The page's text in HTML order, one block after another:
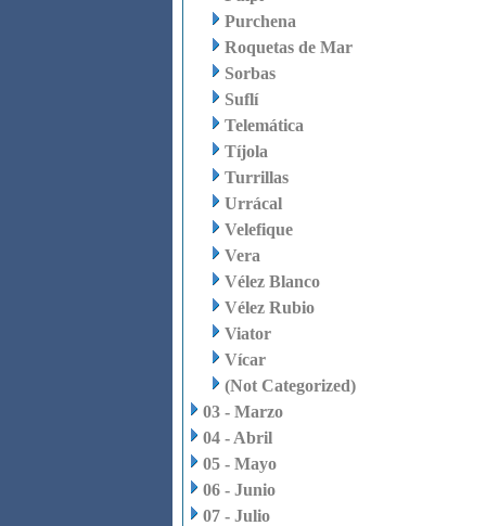
Purchena
Roquetas de Mar
Sorbas
Suflí
Telemática
Tíjola
Turrillas
Urrácal
Velefique
Vera
Vélez Blanco
Vélez Rubio
Viator
Vícar
(Not Categorized)
03 - Marzo
04 - Abril
05 - Mayo
06 - Junio
07 - Julio